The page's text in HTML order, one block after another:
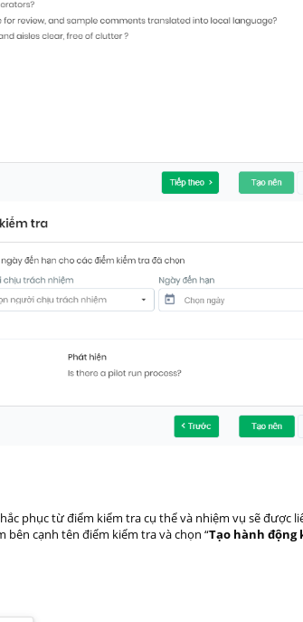
phục từ điểm kiểm tra cụ thể và nhiệm vụ sẽ được
bên cạnh tên điểm kiểm tra và chọn “Tạo hành động